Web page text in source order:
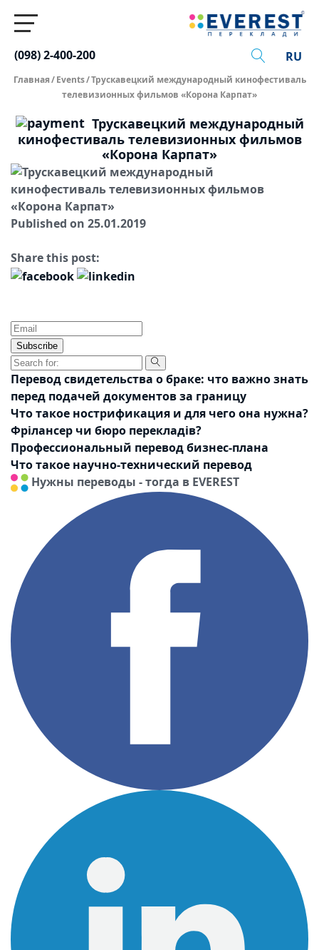
(098) 2-400-200 RU
Главная/Events/Трускавецкий международный кинофестиваль
телевизионных фильмов «Корона Карпат»
Трускавецкий международный
кинофестиваль телевизионных фильмов
«Корона Карпат»
Published on 25.01.2019
Share this post:
Subscribe
Перевод свидетельства о браке: что важно знать
перед подачей документов за границу
Что такое нострификация и для чего она нужна?
Фрілансер чи бюро перекладів?
Профессиональный перевод бизнес-плана
Что такое научно-технический перевод
Нужны переводы - тогда в EVEREST